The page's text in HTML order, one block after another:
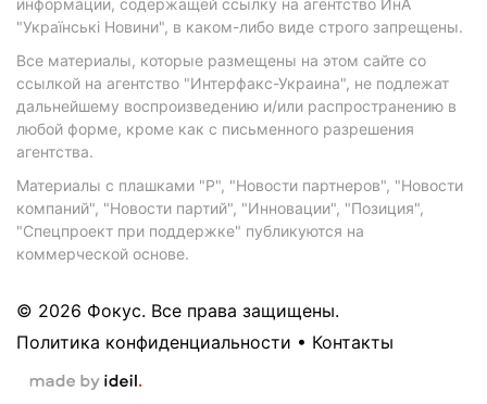
информации, содержащей ссылку на агентство ИнА
"Українські Новини", в каком-либо виде строго запрещены.
Все материалы, которые размещены на этом сайте со
ссылкой на агентство "Интерфакс-Украина", не подлежат
дальнейшему воспроизведению и/или распространению в
любой форме, кроме как с письменного разрешения
агентства.
Материалы с плашками "Р", "Новости партнеров", "Новости
компаний", "Новости партий", "Инновации", "Позиция",
"Спецпроект при поддержке" публикуются на
коммерческой основе.
© 2026 Фокус. Все права защищены.
Политика конфиденциальности • Контакты